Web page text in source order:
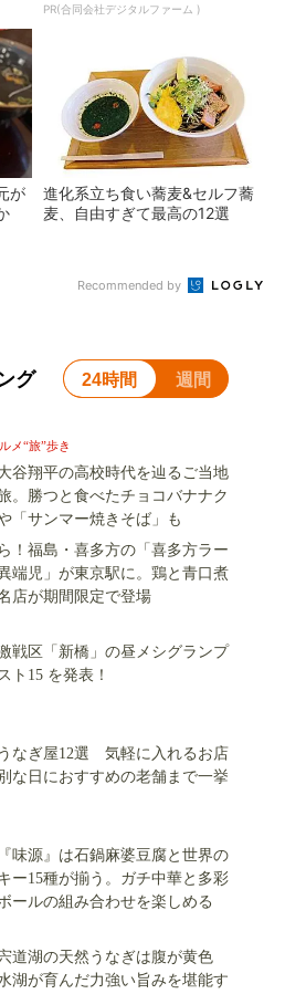
PR(合同会社デジタルファーム )
が
進化系立ち食い蕎麦&セルフ蕎
麦、自由すぎて最高の12選
Recommended by
グ 24時間 週間
メ“旅”歩き
谷翔平の高校時代を辿るご当地
。勝つと食べたチョコバナナク
「サンマー焼きそば」も
！福島・喜多方の「喜多方ラー
端児」が東京駅に。鶏と青口煮
店が期間限定で登場
戦区「新橋」の昼メシグランプ
ト15 を発表！
なぎ屋12選 気軽に入れるお店
な日におすすめの老舗まで一挙
味源』は石鍋麻婆豆腐と世界の
ー15種が揃う。ガチ中華と多彩
ールの組み合わせを楽しめる
道湖の天然うなぎは腹が黄色
湖が育んだ力強い旨みを堪能す